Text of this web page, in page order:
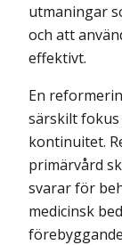
utmaningar
och att
effektivt.
En
särskilt
kontinuitet.
primärvård
svarar för
medicinsk